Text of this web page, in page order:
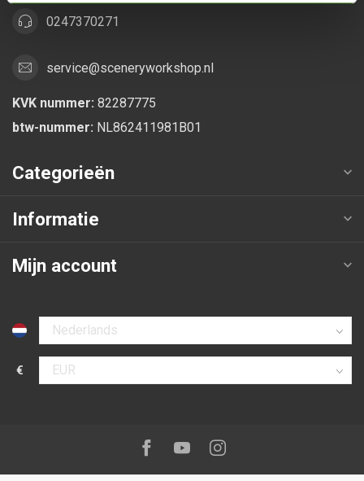
0247370271
service@sceneryworkshop.nl
KVK nummer: 82287775
btw-nummer: NL862411981B01
Categorieën
Informatie
Mijn account
Selecteer taal
€
Selecteer valuta
Volg ons op:Facebook
YoutubeInstagram